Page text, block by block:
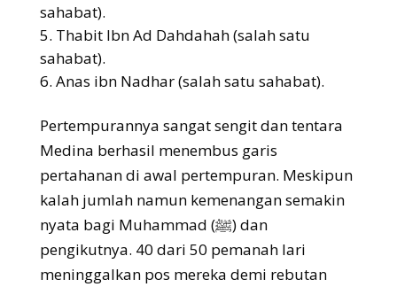
sahabat).
5. Thabit Ibn Ad Dahdahah (salah satu
sahabat).
6. Anas ibn Nadhar (salah satu sahabat).
Pertempurannya sangat sengit dan tentara
Medina berhasil menembus garis
pertahanan di awal pertempuran. Meskipun
kalah jumlah namun kemenangan semakin
nyata bagi Muhammad (ﷺ) dan
pengikutnya. 40 dari 50 pemanah lari
meninggalkan pos mereka demi rebutan